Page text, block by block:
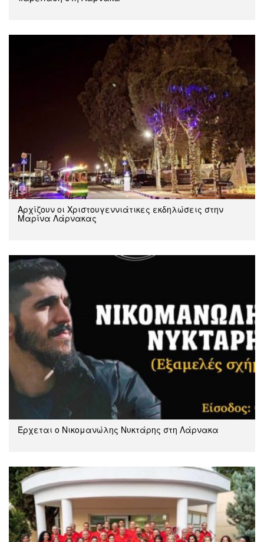
Αρχίζουν οι Χριστουγεννιάτικες εκδηλώσεις στην
Μαρίνα Λάρνακας
Έρχεται ο Νικομανώλης Νυκτάρης στη Λάρνακα